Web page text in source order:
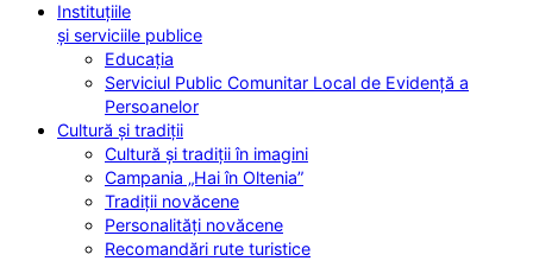
Instituțiile
și serviciile publice
Educația
Serviciul Public Comunitar Local de Evidență a
Persoanelor
Cultură și tradiții
Cultură și tradiții în imagini
Campania „Hai în Oltenia”
Tradiții novăcene
Personalități novăcene
Recomandări rute turistice